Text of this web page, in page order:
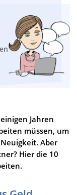
Jahren
müssen, um
Aber
Hier die 10